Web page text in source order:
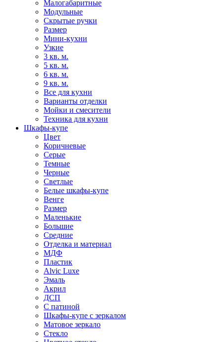
Малогабаритные
Модульные
Скрытые ручки
Размер
Мини-кухни
Узкие
3 кв. м.
5 кв. м.
6 кв. м.
9 кв. м.
Все для кухни
Варианты отделки
Мойки и смесители
Техника для кухни
Шкафы-купе
Цвет
Коричневые
Серые
Темные
Черные
Светлые
Белые шкафы-купе
Венге
Размер
Маленькие
Большие
Средние
Отделка и материал
МДФ
Пластик
Alvic Luxe
Эмаль
Акрил
ДСП
С патиной
Шкафы-купе с зеркалом
Матовое зеркало
Стекло